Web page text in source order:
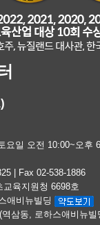
요일 오전 10:00~오후
| Fax 02-538-1886
교육지원청 6698호
애비뉴빌딩
삼동, 로하스애비뉴빌